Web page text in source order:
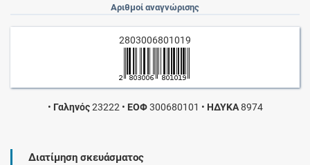
Αριθμοί αναγνώρισης
2803006801019
• Γαληνός23222 • ΕΟΦ300680101 • ΗΔΥΚΑ8974
Διατίμηση σκευάσματος